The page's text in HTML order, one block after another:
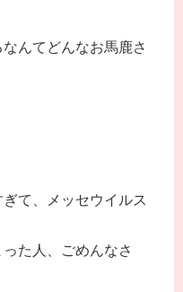
んてどんなお馬鹿さ
て、メッセウイルス
た人、ごめんなさ